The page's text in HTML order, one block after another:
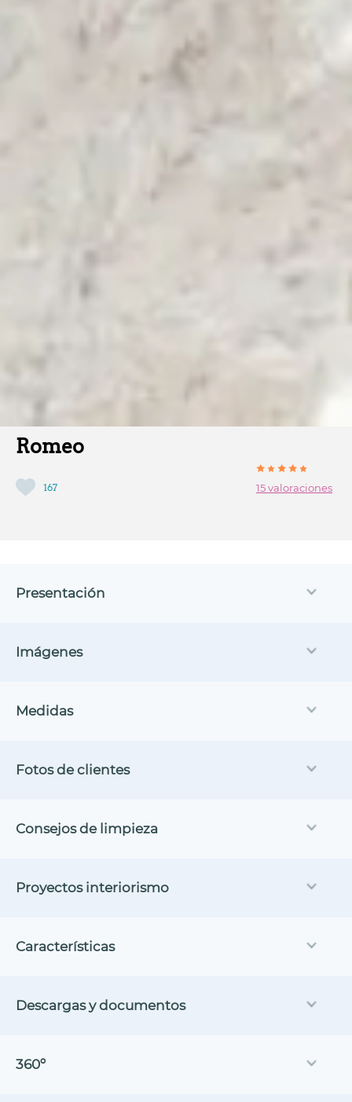
Romeo
167 15 valoraciones
Presentación
Imágenes
Medidas
Fotos de clientes
Consejos de limpieza
Proyectos interiorismo
Características
Descargas y documentos
360º